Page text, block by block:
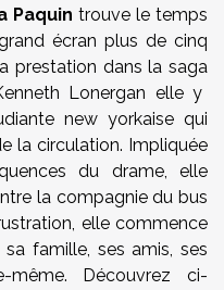
Paquin trouve le temps
écran plus de cinq
prestation dans la saga
Lonergan elle y
new yorkaise qui
la circulation. Impliquée
du drame, elle
la compagnie du bus
elle commence
famille, ses amis, ses
même. Découvrez ci-